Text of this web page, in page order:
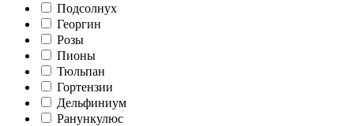
Подсолнух
Георгин
Розы
Пионы
Тюльпан
Гортензии
Дельфиниум
Ранункулюс